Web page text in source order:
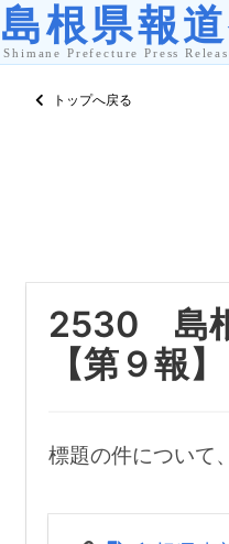
トップへ戻る
2530 島根
【第９報】
標題の件について